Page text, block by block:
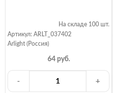
На складе 100 шт.
Артикул: ARLT_037402
Arlight (Россия)
64 руб.
- +